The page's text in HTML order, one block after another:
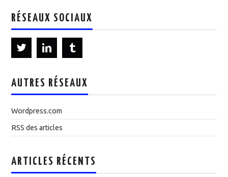
RÉSEAUX SOCIAUX
AUTRES RÉSEAUX
Wordpress.com
RSS des articles
ARTICLES RÉCENTS